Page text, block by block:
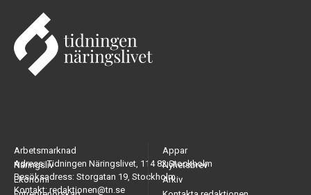
Adress: Tidningen Näringslivet, 114 82 Stockholm
Besöksadress: Storgatan 19, Stockholm
Kontakt: redaktionen@tn.se
Arbetsmarknad
Näringsliv
Ekonomi
Appar
Nyhetsbrev
Arkiv